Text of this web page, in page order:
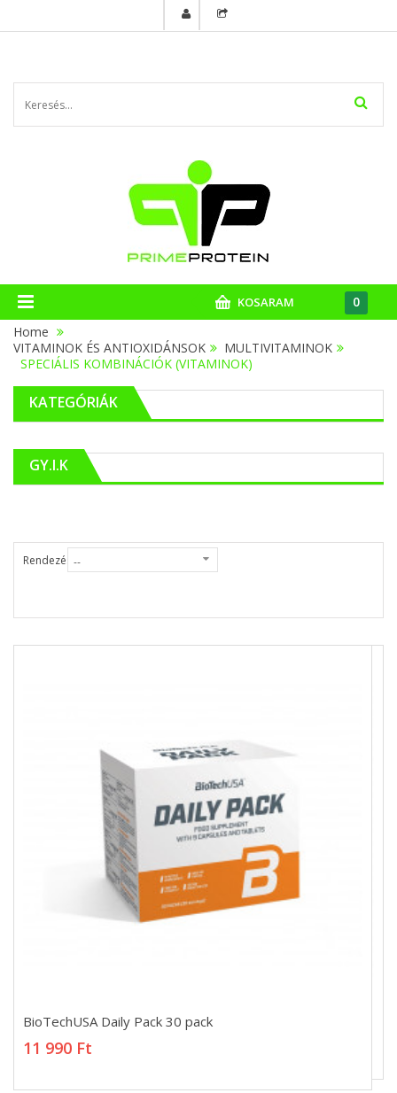
KOSARAM
0
Home
VITAMINOK ÉS ANTIOXIDÁNSOK
MULTIVITAMINOK
SPECIÁLIS KOMBINÁCIÓK (VITAMINOK)
KATEGÓRIÁK
GY.I.K
Rendezés
BioTechUSA Daily Pack 30 pack
11 990 Ft
BioTechUSA Daily Pack 30 pack
11 990 Ft